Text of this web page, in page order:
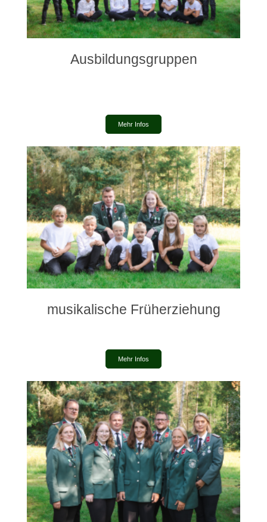
Ausbildungsgruppen
Mehr Infos
musikalische Früherziehung
Mehr Infos